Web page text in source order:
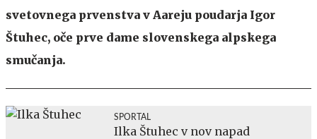
svetovnega prvenstva v Aareju poudarja Igor
Štuhec, oče prve dame slovenskega alpskega
smučanja.
SPORTAL
Ilka Štuhec v nov napad